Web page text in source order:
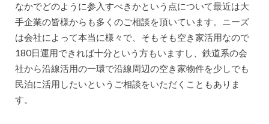
なかでどのように参入すべきかという点について最近は大
手企業の皆様からも多くのご相談を頂いています。ニーズ
は会社によって本当に様々で、そもそも空き家活用なので
180日運用できれば十分という方もいますし、鉄道系の会
社から沿線活用の一環で沿線周辺の空き家物件を少しでも
民泊に活用したいというご相談をいただくこともありま
す。